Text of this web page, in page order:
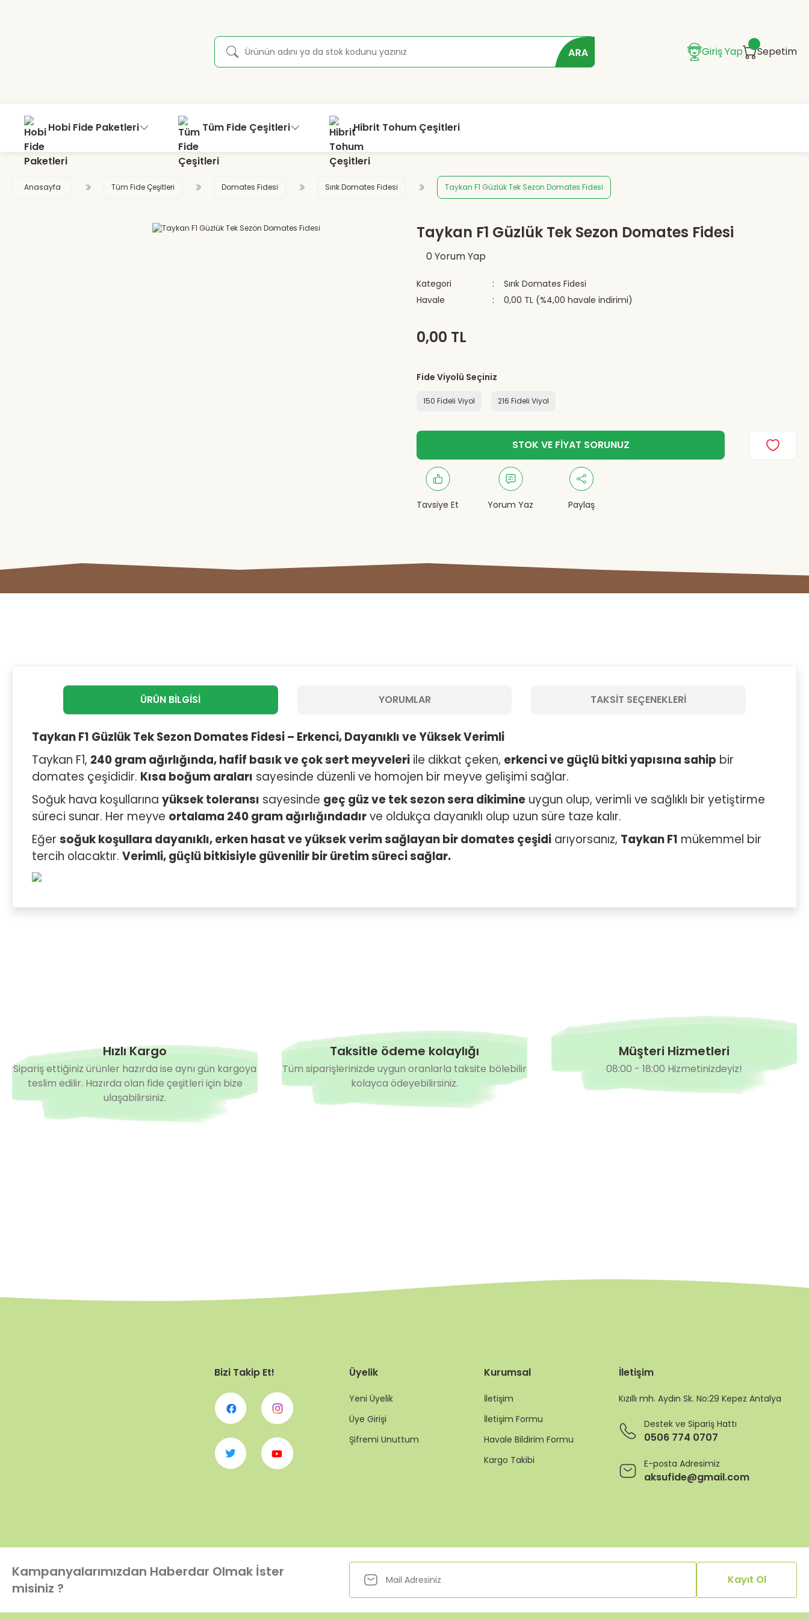
Giriş Yap Sepetim
Hobi Fide Paketleri Tüm Fide Çeşitleri Hibrit Tohum Çeşitleri
Anasayfa Tüm Fide Çeşitleri Domates Fidesi Sırık Domates Fidesi Taykan F1 Güzlük Tek Sezon Domates Fidesi
Taykan F1 Güzlük Tek Sezon Domates Fidesi
0 Yorum Yap
Kategori
Sırık Domates Fidesi
Havale
0,00 TL (%4,00 havale indirimi)
0,00 TL
Fide Viyolü Seçiniz
150 Fideli Viyol 216 Fideli Viyol
STOK VE FİYAT SORUNUZ
Tavsiye Et Yorum Yaz Paylaş
ÜRÜN BILGISI YORUMLAR TAKSIT SEÇENEKLERI
Taykan F1 Güzlük Tek Sezon Domates Fidesi – Erkenci, Dayanıklı ve Yüksek Verimli
Taykan F1, 240 gram ağırlığında, hafif basık ve çok sert meyveleri ile dikkat çeken, erkenci ve güçlü bitki yapısına sahip bir
domates çeşididir. Kısa boğum araları sayesinde düzenli ve homojen bir meyve gelişimi sağlar.
Soğuk hava koşullarına yüksek toleransı sayesinde geç güz ve tek sezon sera dikimine uygun olup, verimli ve sağlıklı bir yetiştirme
süreci sunar. Her meyve ortalama 240 gram ağırlığındadırve oldukça dayanıklı olup uzun süre taze kalır.
Eğer soğuk koşullara dayanıklı, erken hasat ve yüksek verim sağlayan bir domates çeşidi arıyorsanız, Taykan F1 mükemmel bir
tercih olacaktır. Verimli, güçlü bitkisiyle güvenilir bir üretim süreci sağlar.
Hızlı Kargo
Sipariş ettiğiniz ürünler hazırda ise aynı gün kargoya
teslim edilir. Hazırda olan fide çeşitleri için bize
ulaşabilirsiniz.
Taksitle ödeme kolaylığı
Tüm siparişlerinizde uygun oranlarla taksite bölebilir
kolayca ödeyebilirsiniz.
Müşteri Hizmetleri
08:00 - 18:00 Hizmetinizdeyiz!
Bizi Takip Et! Üyelik
Yeni Üyelik
Üye Girişi
Şifremi Unuttum
Kurumsal
İletişim
İletişim Formu
Havale Bildirim Formu
Kargo Takibi
İletişim
Kızıllı mh. Aydın Sk. No:29 Kepez Antalya
Destek ve Sipariş Hattı
0506 774 0707
E-posta Adresimiz
aksufide@gmail.com
Kampanyalarımızdan Haberdar Olmak İster
misiniz ?
Kayıt Ol